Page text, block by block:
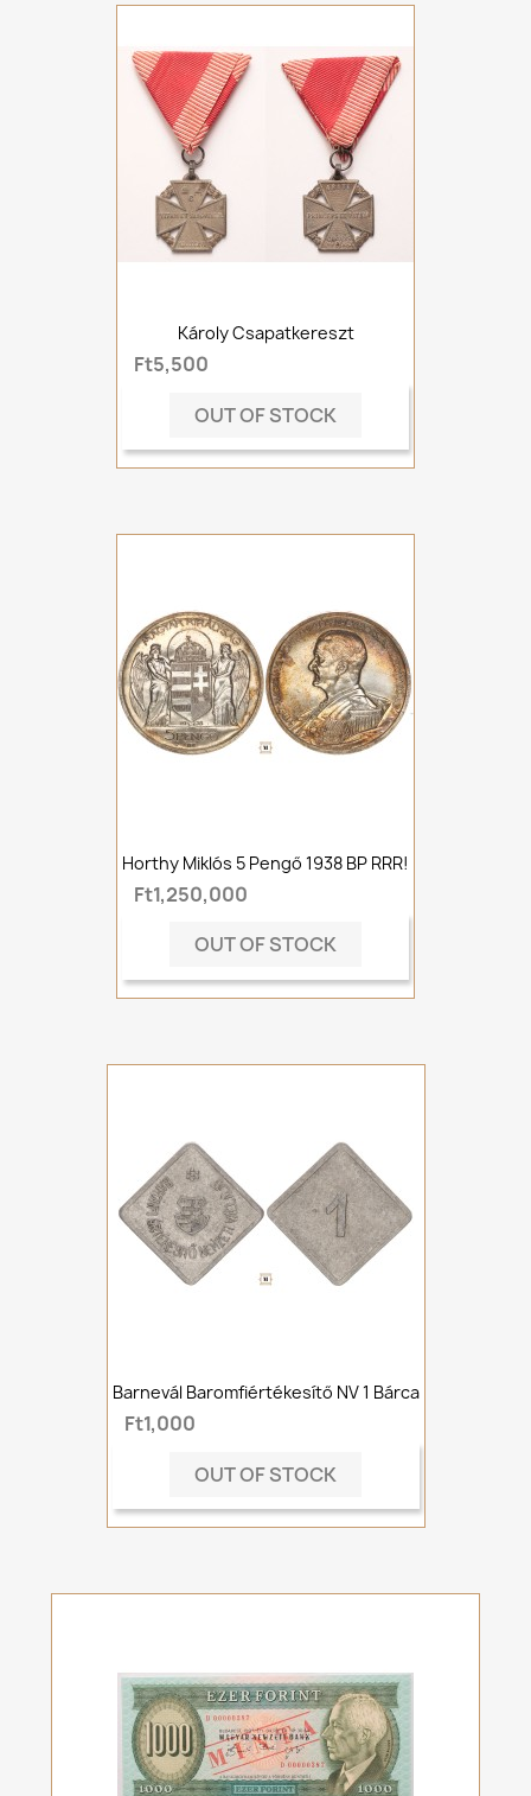
Károly Csapatkereszt
Ft5,500
OUT OF STOCK
Horthy Miklós 5 Pengő 1938 BP RRR!
Ft1,250,000
OUT OF STOCK
Barnevál Baromfiértékesítő NV 1 Bárca
Ft1,000
OUT OF STOCK